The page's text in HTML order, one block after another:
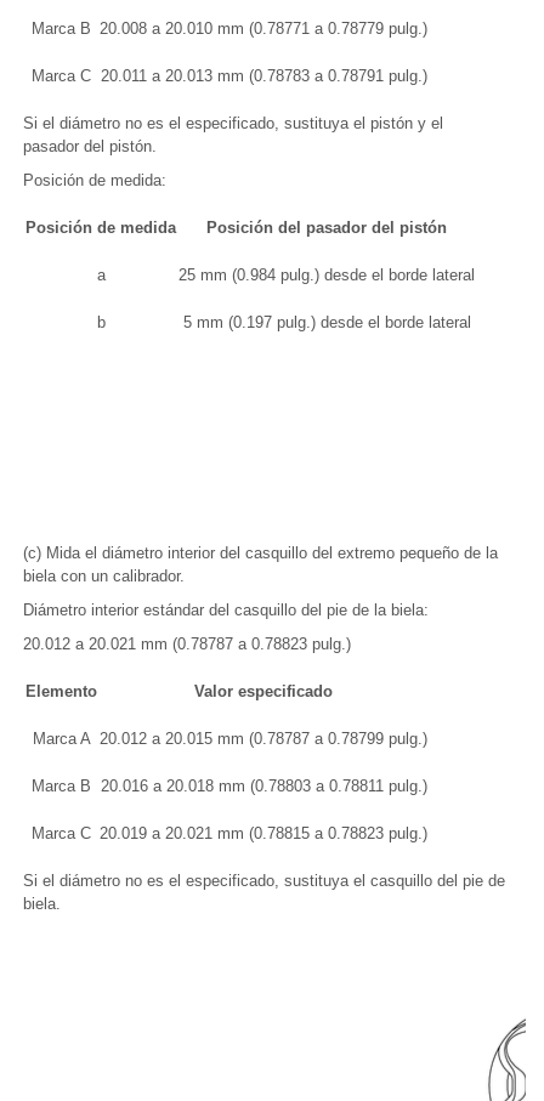
Marca B 20.008 a 20.010 mm (0.78771 a 0.78779 pulg.)
Marca C 20.011 a 20.013 mm (0.78783 a 0.78791 pulg.)
Si el diámetro no es el especificado, sustituya el pistón y el
pasador del pistón.
Posición de medida:
Posición de medida Posición del pasador del pistón
a 25 mm (0.984 pulg.) desde el borde lateral
b 5 mm (0.197 pulg.) desde el borde lateral
(c) Mida el diámetro interior del casquillo del extremo pequeño de la
biela con un calibrador.
Diámetro interior estándar del casquillo del pie de la biela:
20.012 a 20.021 mm (0.78787 a 0.78823 pulg.)
Elemento Valor especificado
Marca A 20.012 a 20.015 mm (0.78787 a 0.78799 pulg.)
Marca B 20.016 a 20.018 mm (0.78803 a 0.78811 pulg.)
Marca C 20.019 a 20.021 mm (0.78815 a 0.78823 pulg.)
Si el diámetro no es el especificado, sustituya el casquillo del pie de
biela.